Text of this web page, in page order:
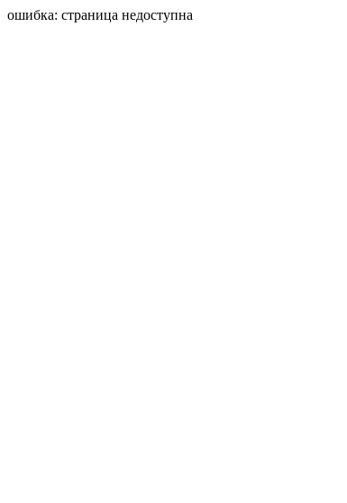
ошибка: страница недоступна